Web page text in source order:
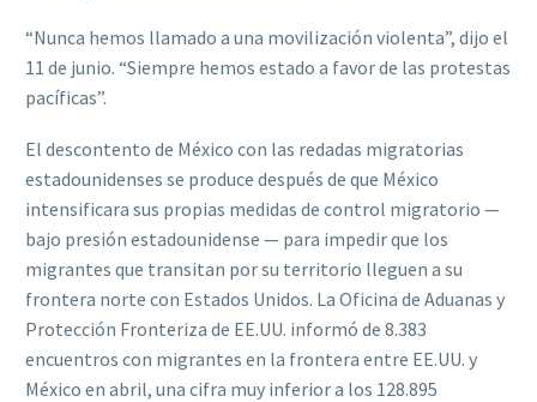
“Nunca hemos llamado a una movilización violenta”, dijo el
11 de junio. “Siempre hemos estado a favor de las protestas
pacíficas”.
El descontento de México con las redadas migratorias
estadounidenses se produce después de que México
intensificara sus propias medidas de control migratorio —
bajo presión estadounidense — para impedir que los
migrantes que transitan por su territorio lleguen a su
frontera norte con Estados Unidos. La Oficina de Aduanas y
Protección Fronteriza de EE.UU. informó de 8.383
encuentros con migrantes en la frontera entre EE.UU. y
México en abril, una cifra muy inferior a los 128.895